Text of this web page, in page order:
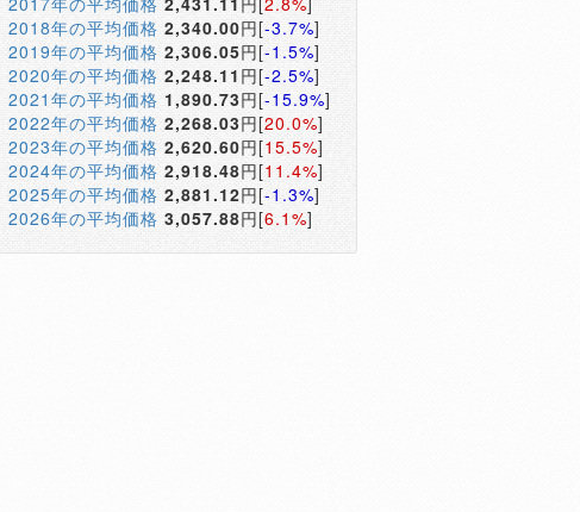
2018年の平均価格 2,340.00円[-3.7%]
2019年の平均価格 2,306.05円[-1.5%]
2020年の平均価格 2,248.11 円[-2.5%]
2021年の平均価格 1,890.73円[-15.9%]
2022年の平均価格 2,268.03円[20.0%]
2023年の平均価格 2,620.60円[15.5%]
2024年の平均価格 2,918.48円[11.4%]
2025年の平均価格 2,881.12円[-1.3%]
2026年の平均価格 3,057.88円[6.1%]